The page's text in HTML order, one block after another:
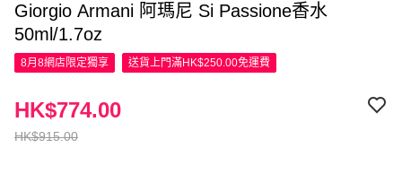
Giorgio Armani 阿瑪尼 Si Passione香水
50ml/1.7oz
8月8網店限定獨享 送貨上門滿HK$250.00免運費
HK$915.00
HK$774.00